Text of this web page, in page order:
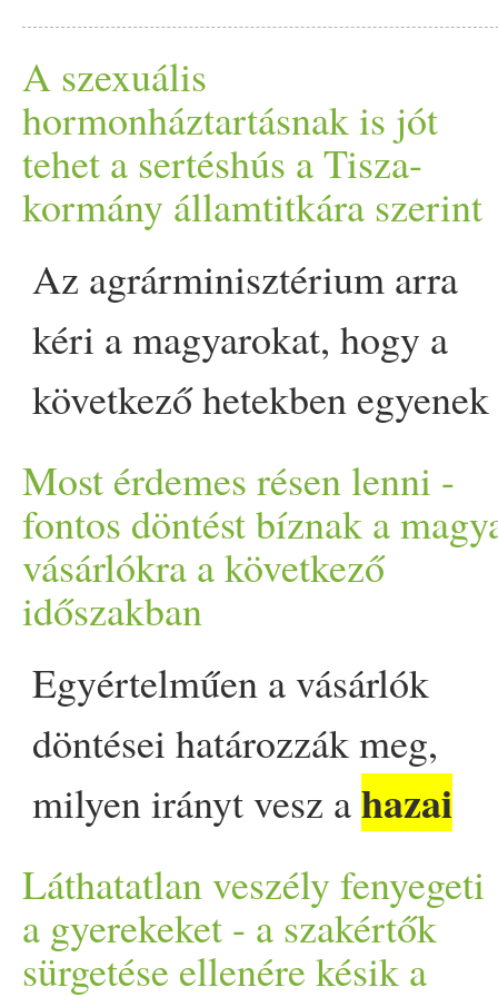
jócskán hozzátesz a
is. Szinte kivétel
összpontosítottak a
édesvizekről szóló
legnagyobb baja a
a helyzeten appeared first
A szexuális
hormonháztartásnak is jót
tehet a sertéshús a Tisza-
kormány államtitkára szerint
Az agrárminisztérium arra
kéri a magyarokat, hogy a
következő hetekben egyenek
legalább 5-6 adaggal több
sertéshúst a szokásosnál. Ezt
elsősorban ahazai
sertéságazatot sújtó
nehézségek
ellensúlyozásának szánják.
Búza László élelmiszer-
gazdaságért felelős
államtitkár ugyanakkor arról
Most érdemes résen lenni -
fontos döntést bíznak a
vásárlókra a következő
időszakban
Egyértelműen a vásárlók
döntései határozzák meg,
milyen irányt vesz ahazai
élelmiszerpiac, és azon belül
is a Fino termékpalettája. A
cég a közelmúltban két
Láthatatlan veszély fenyegeti
a gyerekeket - a szakértők
sürgetése ellenére késik a